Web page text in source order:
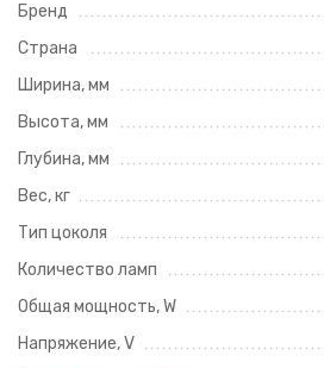
Бренд
Страна
Ширина, мм
Высота, мм
Глубина, мм
Вес, кг
Тип цоколя
Количество ламп
Общая мощность, W
Напряжение, V